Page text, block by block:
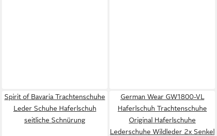
Spirit of Bavaria Trachtenschuhe
Leder Schuhe Haferlschuh
seitliche Schnürung
German Wear GW1800-VL
Haferlschuh Trachtenschuhe
Original Haferlschuhe
Lederschuhe Wildleder 2x Senkel